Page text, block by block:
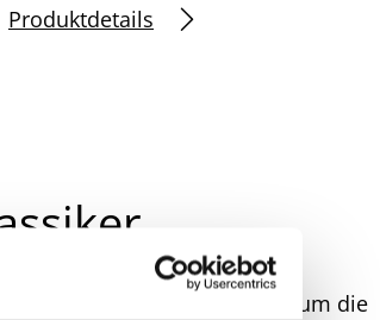
Produktdetails
denn je – vor allem, wenn es um die